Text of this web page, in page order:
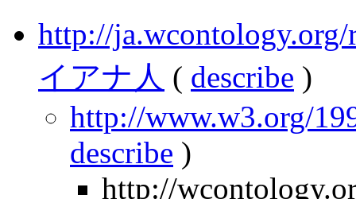
http://
イアナ人 ( describe )
http://www.w3.org/
describe )
http://